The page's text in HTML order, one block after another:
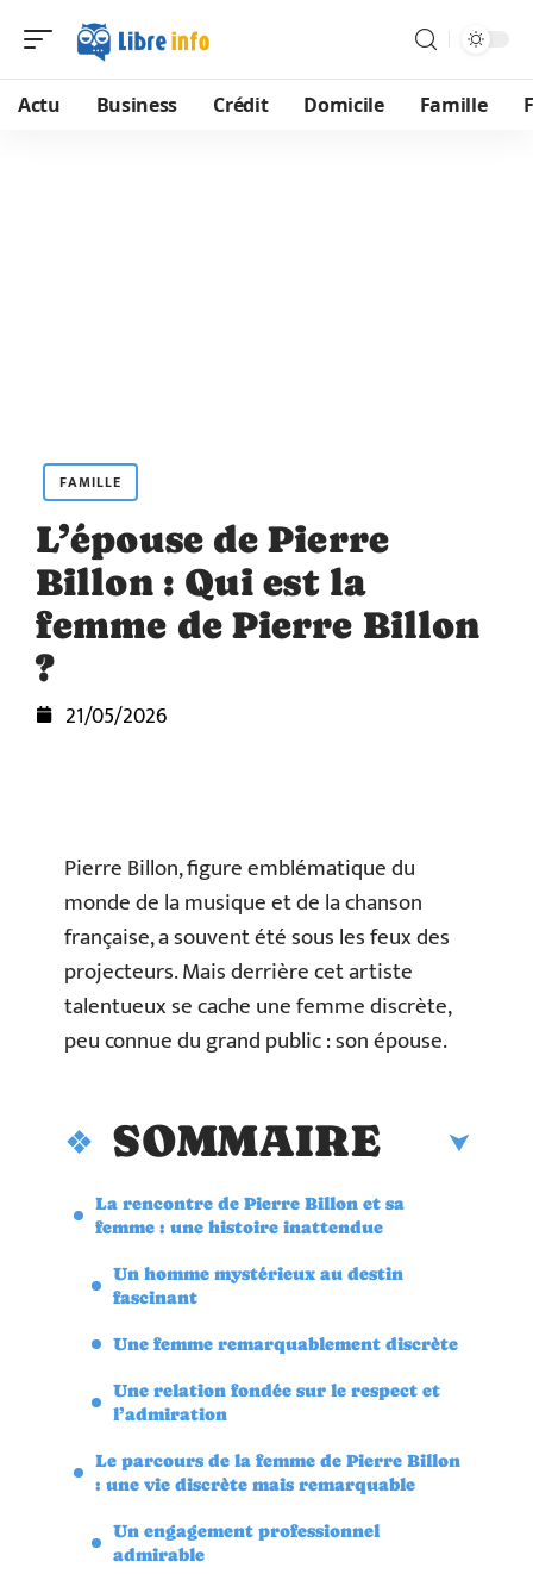
Actu Business Crédit Domicile Famille
FAMILLE
L’épouse de Pierre
Billon : Qui est la
femme de Pierre Billon
?
21/05/2026
Pierre Billon, figure emblématique du
monde de la musique et de la chanson
française, a souvent été sous les feux des
projecteurs. Mais derrière cet artiste
talentueux se cache une femme discrète,
peu connue du grand public : son épouse.
SOMMAIRE
La rencontre de Pierre Billon et sa
femme : une histoire inattendue
Un homme mystérieux au destin
fascinant
Une femme remarquablement discrète
Une relation fondée sur le respect et
l’admiration
Le parcours de la femme de Pierre Billon
: une vie discrète mais remarquable
Un engagement professionnel
admirable